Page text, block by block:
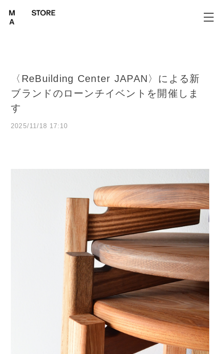
〈ReBuilding Center JAPAN〉による新
ブランドのローンチイベントを開催しま
す
2025/11/18 17:10